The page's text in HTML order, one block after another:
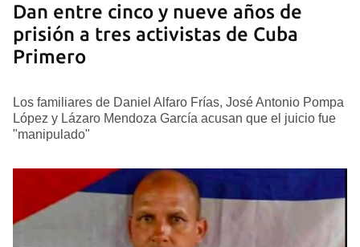
Dan entre cinco y nueve años de
prisión a tres activistas de Cuba
Primero
Los familiares de Daniel Alfaro Frías, José Antonio Pompa
López y Lázaro Mendoza García acusan que el juicio fue
"manipulado"